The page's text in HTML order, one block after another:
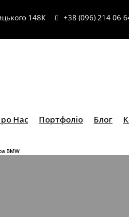
148К +38 (096) 214 06
Нас Портфоліо Блог
BMW